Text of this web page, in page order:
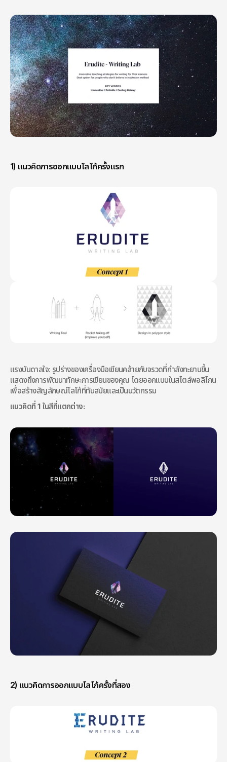
1) แนวคิดการออกแบบโลโก้ครั้งแรก
แรงบันดาลใจ: รูปร่างของเครื่องมือเขียนคล้ายกับจรวดที่กำลังทะยานขึ้น
แสดงถึงการพัฒนาทักษะการเขียนของคุณ โดยออกแบบในสไตล์พอลิโกน
เพื่อสร้างสัญลักษณ์โลโก้ที่ทันสมัยและเป็นนวัตกรรม
แนวคิดที่ 1 ในสีที่แตกต่าง:
2) แนวคิดการออกแบบโลโก้ครั้งที่สอง